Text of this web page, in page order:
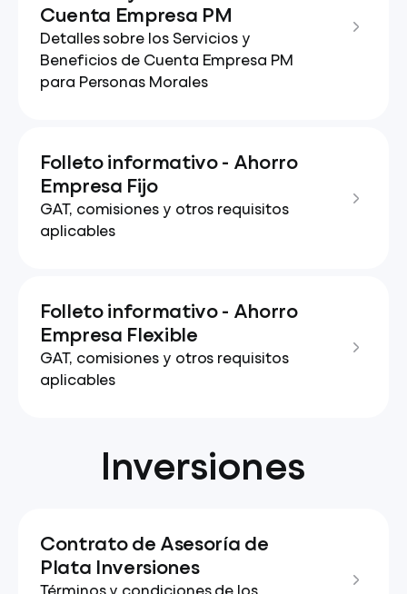
Cuenta Empresa PM
Detalles sobre los Servicios y
Beneficios de Cuenta Empresa PM
para Personas Morales
Folleto informativo - Ahorro
Empresa Fijo
GAT, comisiones y otros requisitos
aplicables
Folleto informativo - Ahorro
Empresa Flexible
GAT, comisiones y otros requisitos
aplicables
Inversiones
Contrato de Asesoría de
Plata Inversiones